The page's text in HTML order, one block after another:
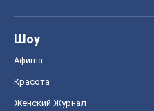
Шоу
Афиша
Красота
Женский Журнал